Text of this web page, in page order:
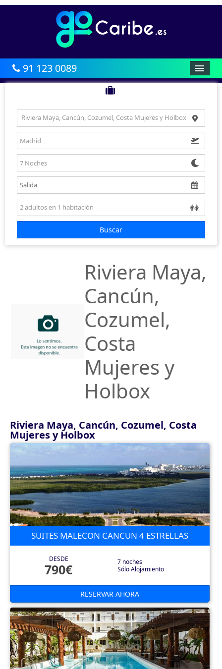
91 123 0089
AFRICA
CARIBE
BALEARES
CANARIAS
ASIA
AMÉRICA
HOTELES
Riviera Maya, Cancún, Cozumel, Costa Mujeres y Holbox
Buscar
Riviera Maya,
Cancún,
Cozumel,
Costa
Mujeres y
Holbox
Riviera Maya, Cancún, Cozumel, Costa
Mujeres y Holbox
SUITES MALECON CANCUN 4 ESTRELLAS
DESDE
790€
7 noches
Sólo Alojamiento
RESERVAR AHORA